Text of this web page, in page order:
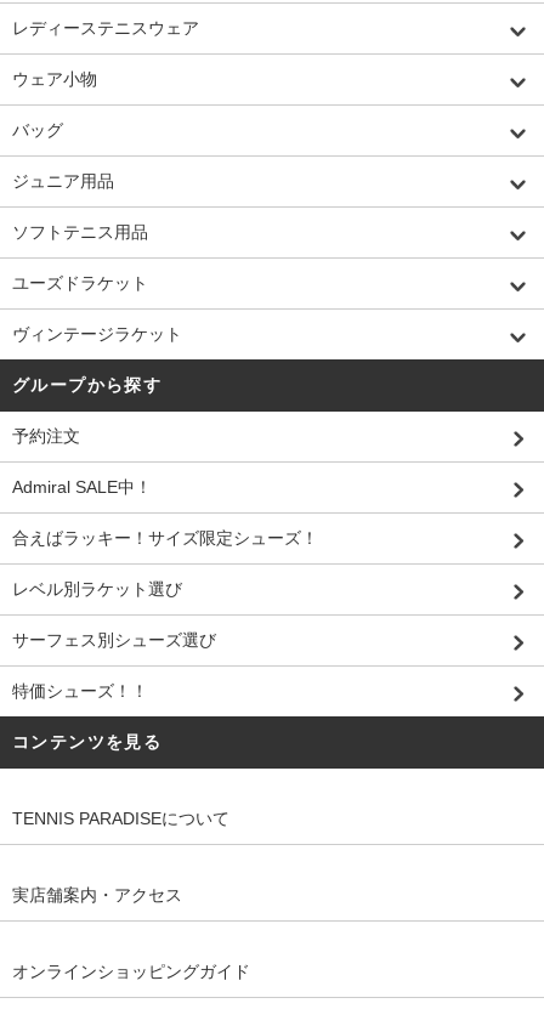
レディーステニスウェア
ウェア小物
バッグ
ジュニア用品
ソフトテニス用品
ユーズドラケット
ヴィンテージラケット
グループから探す
予約注文
Admiral SALE中！
合えばラッキー！サイズ限定シューズ！
レベル別ラケット選び
サーフェス別シューズ選び
特価シューズ！！
コンテンツを見る
TENNIS PARADISEについて
実店舗案内・アクセス
オンラインショッピングガイド